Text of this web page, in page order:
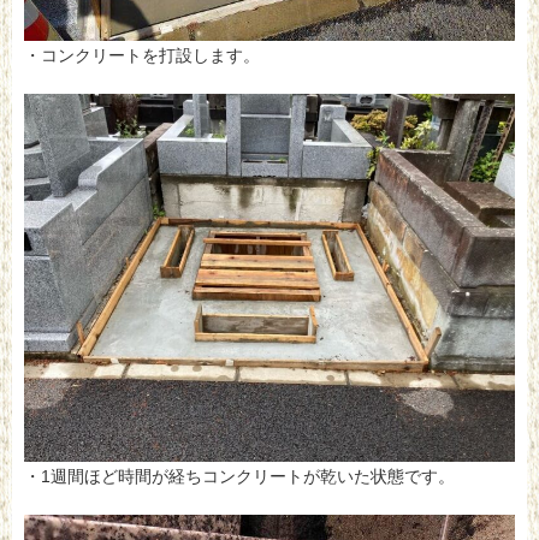
・コンクリートを打設します。
・1週間ほど時間が経ちコンクリートが乾いた状態です。